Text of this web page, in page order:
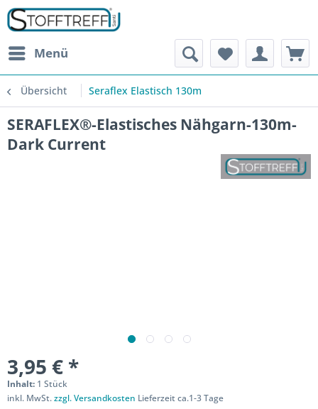
Menü
Übersicht Seraflex Elastisch 130m
SERAFLEX®-Elastisches Nähgarn-130m-
Dark Current
3,95 € *
Inhalt: 1 Stück
inkl. MwSt.zzgl. Versandkosten Lieferzeit ca.1-3 Tage